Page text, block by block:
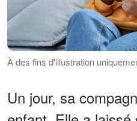
À des fins d'illustration
Un jour, sa